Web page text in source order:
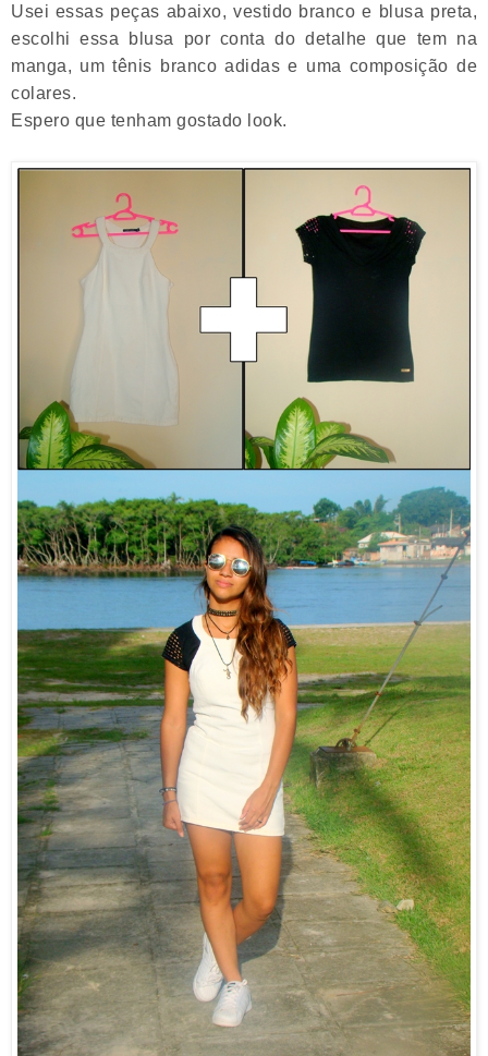
Usei essas peças abaixo, vestido branco e blusa preta,
escolhi essa blusa por conta do detalhe que tem na
manga, um tênis branco adidas e uma composição de
colares.
Espero que tenham gostado look.